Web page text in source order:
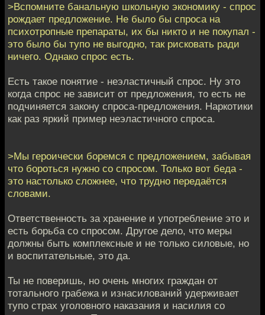
>Вспомните банальную школьную экономику - спрос
рождает предложение. Не было бы спроса на
психотропные препараты, их бы никто и не покупал -
это было бы тупо не выгодно, так рисковать ради
ничего. Однако спрос есть.
Есть такое понятие - неэластичный спрос. Ну это
когда спрос не зависит от предложения, то есть не
подчиняется закону спроса-предложения. Наркотики
как раз яркий пример неэластичного спроса.
>Мы героически боремся с предложением, забывая
что бороться нужно со спросом. Только вот беда -
это настолько сложнее, что трудно передаётся
словами.
Ответственность за хранение и употребление это и
есть борьба со спросом. Другое дело, что меры
должны быть комплексные и не только силовые, но
и воспитательные, это да.
Ты не поверишь, но очень многих граждан от
тотального грабежа и изнасилований удерживает
тупо страх уголовного наказания и насилия со